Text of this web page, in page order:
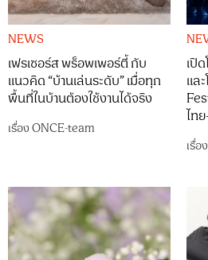
NEWS
เฟรเซอร์ส พร็อพเพอร์ตี้ กับ
แนวคิด “บ้านเล่นระดับ” เมื่อทุก
พื้นที่ในบ้านต้องใช้งานได้จริง
เรื่องONCE-team
เปิ
แล
ไท
เรื่อง